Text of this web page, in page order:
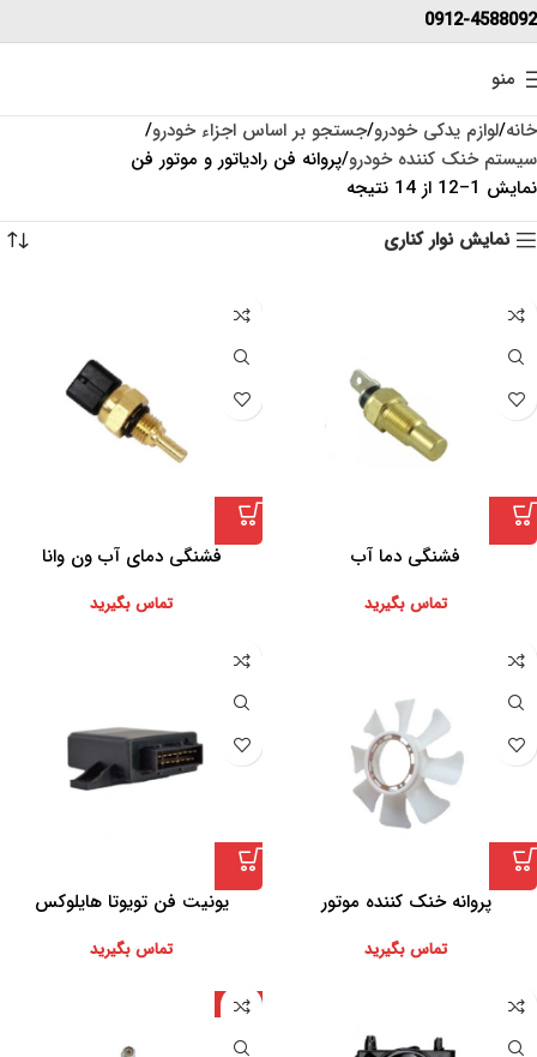
0912-4588092
منو
خانه لوازم یدکی خودرو جستجو بر اساس اجزاء خودرو
سیستم خنک کننده خودرو پروانه فن رادیاتور و موتور فن
نمایش 1–12 از 14 نتیجه
نمایش نوار کناری
فشنگی دما آب
تماس بگیرید
فشنگی دمای آب ون وانا
تماس بگیرید
پروانه خنک کننده موتور
تماس بگیرید
یونیت فن تویوتا هایلوکس
تماس بگیرید
ژاپن